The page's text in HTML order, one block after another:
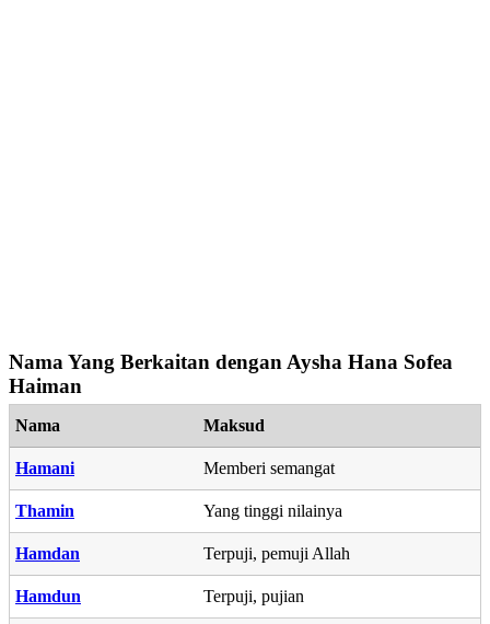
Nama Yang Berkaitan dengan Aysha Hana Sofea
Haiman
Nama Maksud
Hamani Memberi semangat
Thamin Yang tinggi nilainya
Hamdan Terpuji, pemuji Allah
Hamdun Terpuji, pujian